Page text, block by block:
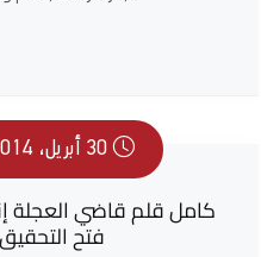
30 أبريل، 2014
كامل قلم قاضي العجلة
فتح